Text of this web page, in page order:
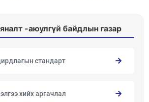
-аюулгүй байдлын газар
стандарт
хийх аргачлал